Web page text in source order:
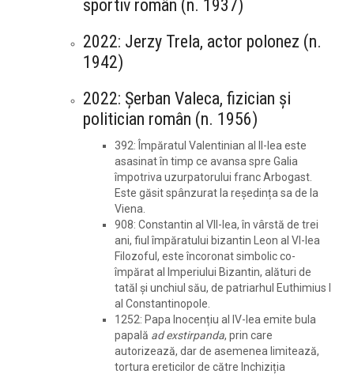
sportiv român (n. 1937)
2022: Jerzy Trela, actor polonez (n.
1942)
2022: Șerban Valeca, fizician și
politician român (n. 1956)
392: Împăratul Valentinian al II-lea este
asasinat în timp ce avansa spre Galia
împotriva uzurpatorului franc Arbogast.
Este găsit spânzurat la reședința sa de la
Viena.
908: Constantin al VII-lea, în vârstă de trei
ani, fiul împăratului bizantin Leon al VI-lea
Filozoful, este încoronat simbolic co-
împărat al Imperiului Bizantin, alături de
tatăl și unchiul său, de patriarhul Euthimius I
al Constantinopole.
1252: Papa Inocențiu al IV-lea emite bula
papală ad exstirpanda, prin care
autorizează, dar de asemenea limitează,
tortura ereticilor de către Inchiziția